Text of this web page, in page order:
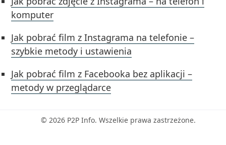
komputer
Jak pobrać film z Instagrama na telefonie –
szybkie metody i ustawienia
Jak pobrać film z Facebooka bez aplikacji –
metody w przeglądarce
© 2026 P2P Info. Wszelkie prawa zastrzeżone.